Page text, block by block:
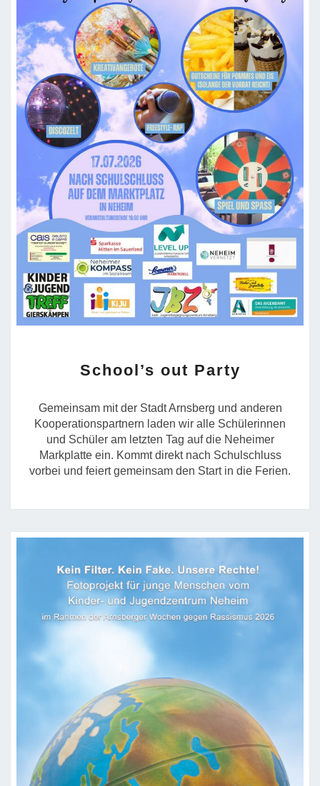
OUT
School’s out Party
Gemeinsam mit der Stadt Arnsberg und anderen
Kooperationspartnern laden wir alle Schülerinnen
und Schüler am letzten Tag auf die Neheimer
Markplatte ein. Kommt direkt nach Schulschluss
vorbei und feiert gemeinsam den Start in die Ferien.